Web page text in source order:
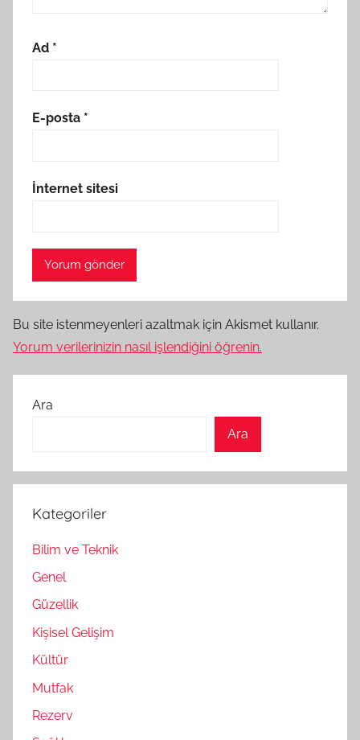
Ad *
E-posta *
İnternet sitesi
Bu site istenmeyenleri azaltmak için Akismet kullanır.
Yorum verilerinizin nasıl işlendiğini öğrenin.
Ara
Ara
Kategoriler
Bilim ve Teknik
Genel
Güzellik
Kişisel Gelişim
Kültür
Mutfak
Rezerv